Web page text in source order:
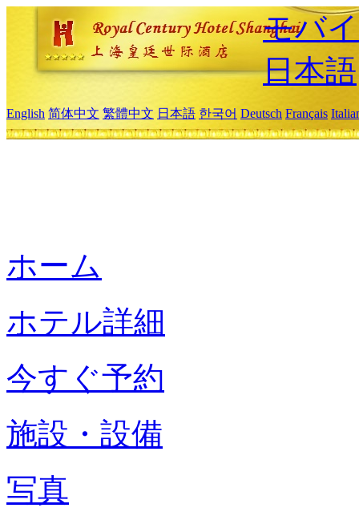
モバ
日本語
English 简体中文 繁體中文 日本語 한국어 Deutsch Français
ホーム
ホテル詳細
今すぐ予約
施設・設備
写真